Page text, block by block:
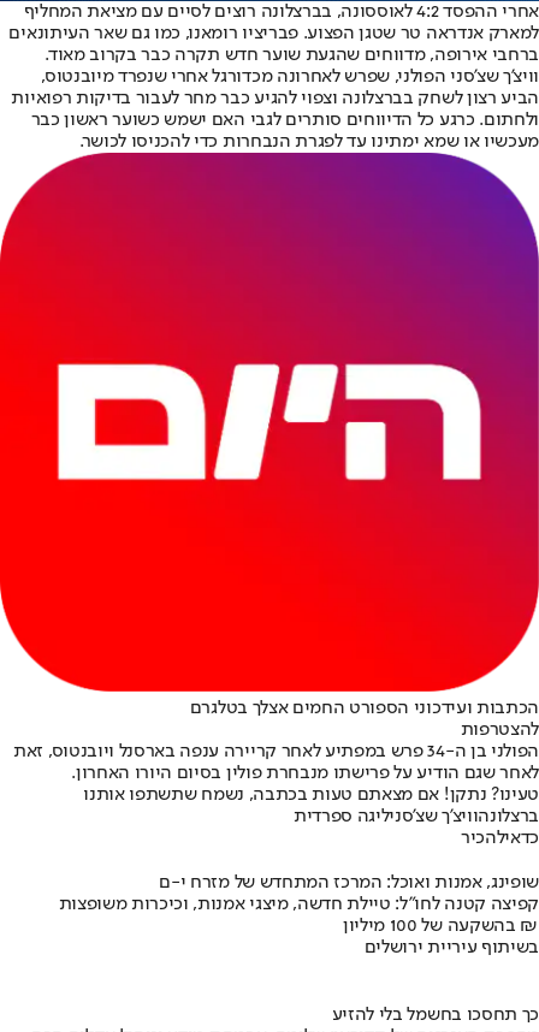
אחרי ההפסד 4:2 לאוססונה, בברצלונה רוצים לסיים עם מציאת המחליף
למארק אנדראה טר שטגן הפצוע. פבריציו רומאנו, כמו גם שאר העיתונאים
ברחבי אירופה, מדווחים שהגעת שוער חדש תקרה כבר בקרוב מאוד.
וויצ'ך שצ'סני הפולני, שפרש לאחרונה מכדורגל אחרי שנפרד מיובנטוס,
הביע רצון לשחק בברצלונה וצפוי להגיע כבר מחר לעבור בדיקות רפואיות
ולחתום. כרגע כל הדיווחים סותרים לגבי האם ישמש כשוער ראשון כבר
מעכשיו או שמא ימתינו עד לפגרת הנבחרות כדי להכניסו לכושר.
הכתבות ועידכוני הספורט החמים אצלך בטלגרם
להצטרפות
הפולני בן ה-34 פרש במפתיע לאחר קריירה ענפה בארסנל ויובנטוס, זאת
לאחר שגם הודיע על פרישתו מנבחרת פולין בסיום היורו האחרון.
טעינו? נתקן! אם מצאתם טעות בכתבה, נשמח שתשתפו אותנו
ברצלונהוויצ'ך שצ'סניליגה ספרדית
כדאילהכיר
שופינג, אמנות ואוכל: המרכז המתחדש של מזרח י-ם
קפיצה קטנה לחו"ל: טיילת חדשה, מיצגי אמנות, וכיכרות משופצות
בהשקעה של 100 מיליון ₪
בשיתוף עיריית ירושלים
כך תחסכו בחשמל בלי להזיע